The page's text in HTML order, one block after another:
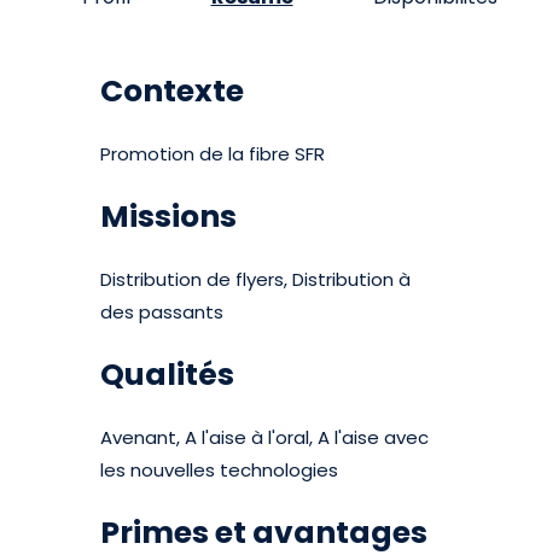
Contexte
Promotion de la fibre SFR
Missions
Distribution de flyers, Distribution à
des passants
Qualités
Avenant, A l'aise à l'oral, A l'aise avec
les nouvelles technologies
Primes et avantages